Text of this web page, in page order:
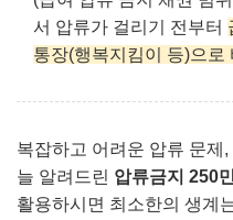
서 압류가 걸리기 전부터
통장(행복지킴이 등)으로
복잡하고 어려운 압류 문제
늘 알려드린 압류금지 250
활용하시면 최소한의 생계